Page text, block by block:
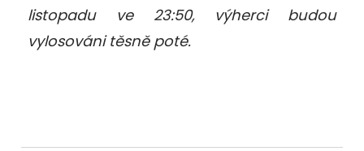
listopadu ve 23:50, výherci budou
vylosováni těsně poté.